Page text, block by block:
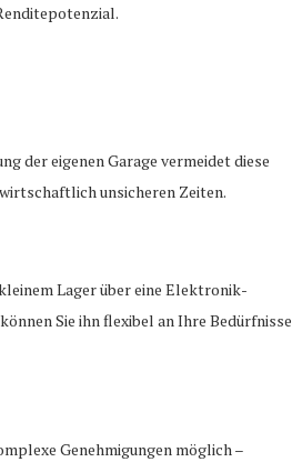
der eigenen Garage vermeidet diese
unsicheren Zeiten.
Lager über eine Elektronik-
Sie ihn flexibel an Ihre Bedürfnisse
Genehmigungen möglich –